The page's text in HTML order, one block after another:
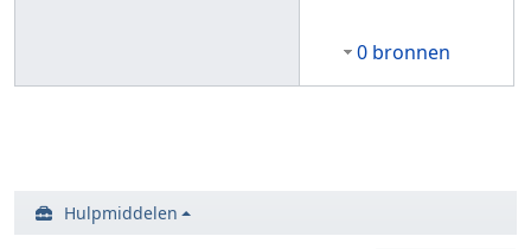
0 bronnen
Hulpmiddelen